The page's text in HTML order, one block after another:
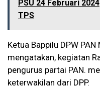
PSU 24 Februari
TPS
Ketua Bappilu DPW
mengatakan, kegiatan
pengurus partai PAN.
keterwakilan dari DPP.